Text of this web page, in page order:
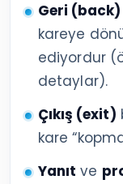
Geri (back)
kareye
ediyordur
detaylar).
Çıkış (exit)
kare
Yanıt ve